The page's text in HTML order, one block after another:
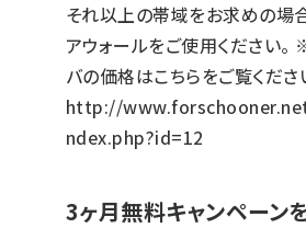
それ以上の帯域をお求めの場
アウォールをご使用ください。
バの価格はこちらをご覧くださ
http://
ndex.php?id=12
3ヶ月無料キャンペーン